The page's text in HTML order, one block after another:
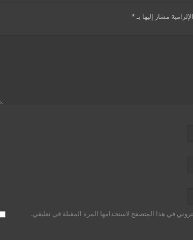
مشار إليها بـ *
في هذا المتصفح لاستخدامها المرة المقبلة في تعليقي.